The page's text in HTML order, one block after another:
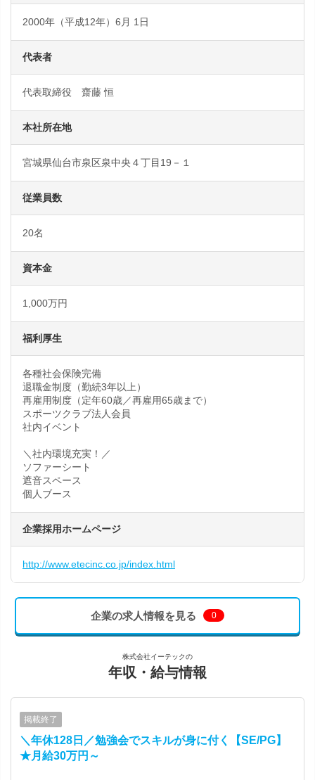
2000年（平成12年）6月 1日
代表者
代表取締役 齋藤 恒
本社所在地
宮城県仙台市泉区泉中央４丁目19－１
従業員数
20名
資本金
1,000万円
福利厚生
各種社会保険完備
退職金制度（勤続3年以上）
再雇用制度（定年60歳／再雇用65歳まで）
スポーツクラブ法人会員
社内イベント
＼社内環境充実！／
ソファーシート
遮音スペース
個人ブース
企業採用ホームページ
http://www.etecinc.co.jp/index.html
企業の求人情報を見る 0
株式会社イーテックの
年収・給与情報
掲載終了
＼年休128日／勉強会でスキルが身に付く【SE/PG】
★月給30万円～